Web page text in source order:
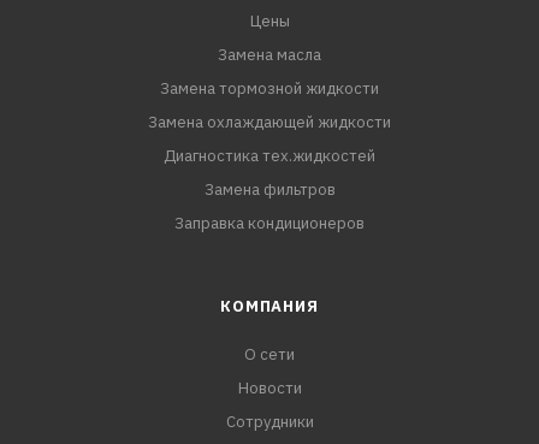
Цены
Замена масла
Замена тормозной жидкости
Замена охлаждающей жидкости
Диагностика тех.жидкостей
Замена фильтров
Заправка кондиционеров
КОМПАНИЯ
О сети
Новости
Сотрудники